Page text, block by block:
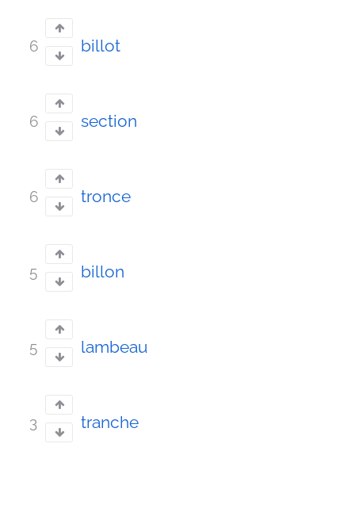
6 billot
6 section
6 tronce
5 billon
5 lambeau
3 tranche